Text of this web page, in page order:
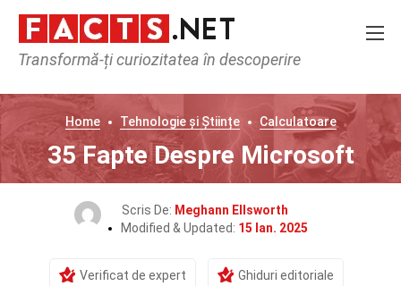
Transformă-ți curiozitatea în descoperire
Home Tehnologie și Științe Calculatoare
35 Fapte Despre Microsoft
Scris De: Meghann Ellsworth
Modified & Updated: 15 Ian. 2025
Verificat de expert Ghiduri editoriale